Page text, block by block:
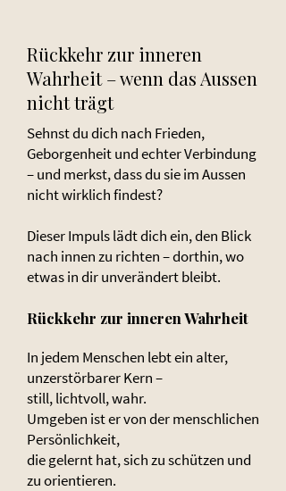
Rückkehr zur inneren
Wahrheit – wenn das Aussen
nicht trägt
Sehnst du dich nach Frieden,
Geborgenheit und echter Verbindung
– und merkst, dass du sie im Aussen
nicht wirklich findest?
Dieser Impuls lädt dich ein, den Blick
nach innen zu richten – dorthin, wo
etwas in dir unverändert bleibt.
Rückkehr zur inneren Wahrheit
In jedem Menschen lebt ein alter,
unzerstörbarer Kern –
still, lichtvoll, wahr.
Umgeben ist er von der menschlichen
Persönlichkeit,
die gelernt hat, sich zu schützen und
zu orientieren.